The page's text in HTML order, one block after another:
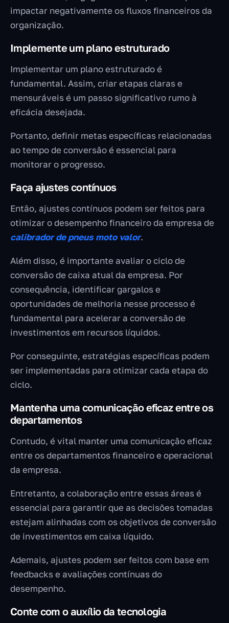
impactar negativamente os fluxos financeiros da
organização.
Implemente um plano estruturado
Implementar um plano estruturado é
fundamental. Assim, criar etapas claras e
mensuráveis é um passo significativo rumo à
eficácia desejada.
Portanto, definir metas específicas relacionadas
ao tempo de conversão é essencial para
monitorar o progresso.
Faça ajustes contínuos
Então, ajustes contínuos podem ser feitos para
otimizar o desempenho financeiro da empresa de
calibrador de pneus moto valor.
Além disso, é importante avaliar o ciclo de
conversão de caixa atual da empresa. Por
consequência, identificar gargalos e
oportunidades de melhoria nesse processo é
fundamental para acelerar a conversão de
investimentos em recursos líquidos.
Por conseguinte, estratégias específicas podem
ser implementadas para otimizar cada etapa do
ciclo.
Mantenha uma comunicação eficaz entre os
departamentos
Contudo, é vital manter uma comunicação eficaz
entre os departamentos financeiro e operacional
da empresa.
Entretanto, a colaboração entre essas áreas é
essencial para garantir que as decisões tomadas
estejam alinhadas com os objetivos de conversão
de investimentos em caixa líquido.
Ademais, ajustes podem ser feitos com base em
feedbacks e avaliações contínuas do
desempenho.
Conte com o auxílio da tecnologia